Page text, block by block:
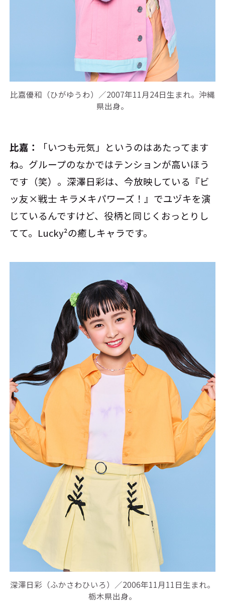
比嘉優和（ひがゆうわ）／2007年11月24日生まれ。沖縄
県出身。
比嘉：
「いつも元気」というのはあたってます
ね。グループのなかではテンションが高いほう
です（笑）。深澤日彩は、今放映している『ビ
ッ友×戦士 キラメキパワーズ！』でユヅキを演
じているんですけど、役柄と同じくおっとりし
てて。Lucky²の癒しキャラです。
深澤日彩（ふかさわひいろ）／2006年11月11日生まれ。
栃木県出身。